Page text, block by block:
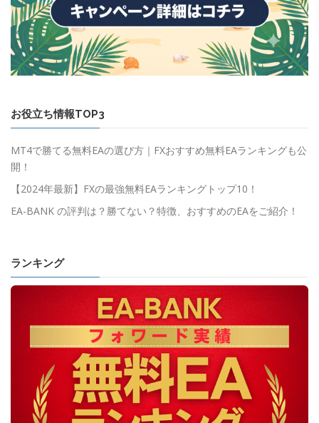
お役立ち情報TOP3
MT4で勝てる無料EAの選び方｜FXおすすめ無料EAランキングも公
開！
【2024年最新】FXの最強無料EAランキングトップ10！
EA-BANK の評判は？勝てない？特徴、おすすめのEAをご紹介！
ランキング